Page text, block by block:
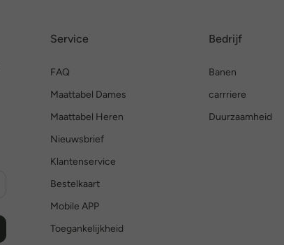
Service
FAQ
Maattabel Dames
Maattabel Heren
Nieuwsbrief
Klantenservice
Bestelkaart
Mobile APP
Toegankelijkheid
Bedrijf
Banen
carrriere
Duurzaamheid